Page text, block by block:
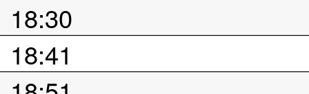
18:30
18:41